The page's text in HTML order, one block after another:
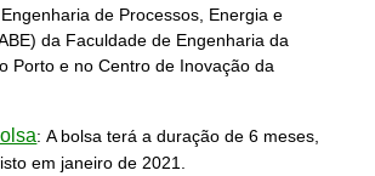
de Processos, Energia e
da Faculdade de Engenharia da
Porto e no Centro de Inovação da
:A bolsa terá a duração de 6 meses,
em janeiro de 2021.